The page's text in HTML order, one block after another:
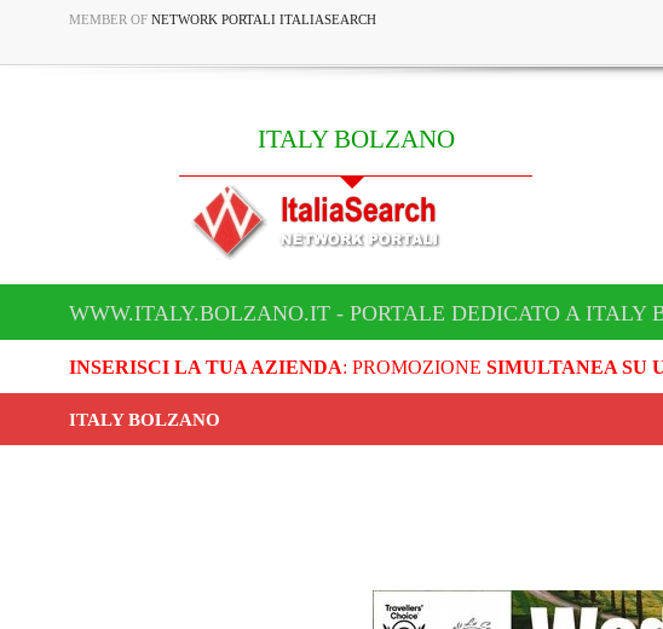
MEMBER OF NETWORK PORTALI ITALIASEARCH
ITALY BOLZANO
WWW.ITALY.BOLZANO.IT - PORTALE DEDICATO A ITALY
INSERISCI LA TUA AZIENDA: PROMOZIONE SIMULTANEA SU
ITALY BOLZANO